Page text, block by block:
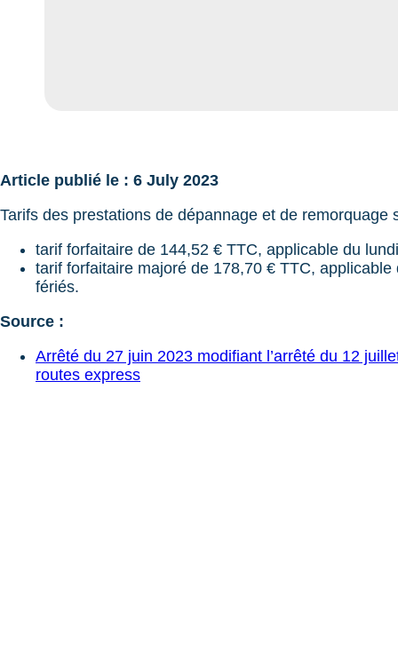
Article publié le : 6 July 2023
Tarifs des prestations de dépannage et de
tarif forfaitaire de 144,52 € TTC, applicable du
tarif forfaitaire majoré de 178,70 € TTC,
fériés.
Source :
Arrêté du 27 juin 2023 modifiant l’arrêté du 12
routes express